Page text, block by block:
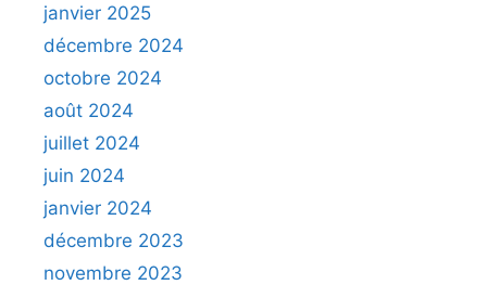
janvier 2025
décembre 2024
octobre 2024
août 2024
juillet 2024
juin 2024
janvier 2024
décembre 2023
novembre 2023